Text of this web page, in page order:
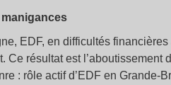
EDF, en difficultés
Ce résultat est
: rôle actif d’EDF en Grande-